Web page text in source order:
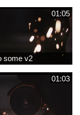
01:05
some v2
01:03